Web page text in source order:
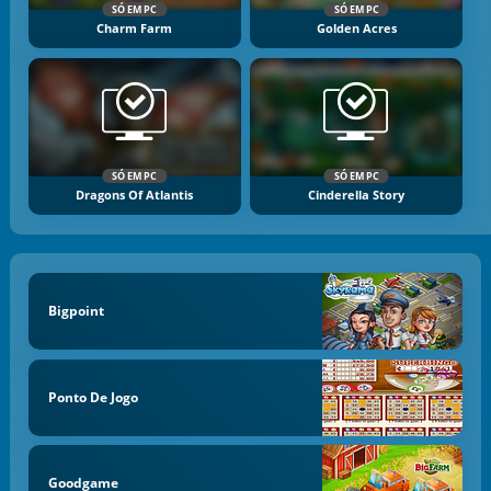
SÓ EM PC
Charm Farm
SÓ EM PC
Golden Acres
SÓ EM PC
Dragons Of Atlantis
SÓ EM PC
Cinderella Story
Bigpoint
Ponto De Jogo
Goodgame